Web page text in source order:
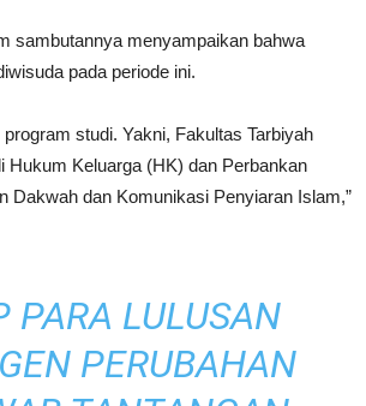
sambutannya menyampaikan bahwa
pada periode ini.
studi. Yakni, Fakultas Tarbiyah
Hukum Keluarga (HK) dan Perbankan
Dakwah dan Komunikasi Penyiaran Islam,”
PARA LULUSAN
PERUBAHAN